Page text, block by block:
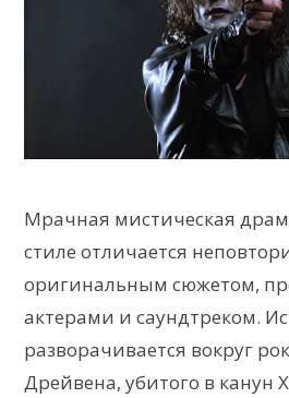
Мрачная мистическая
стиле отличается
оригинальным сюжетом,
актерами и саундтреком.
разворачивается вокруг
Дрейвена, убитого в канун